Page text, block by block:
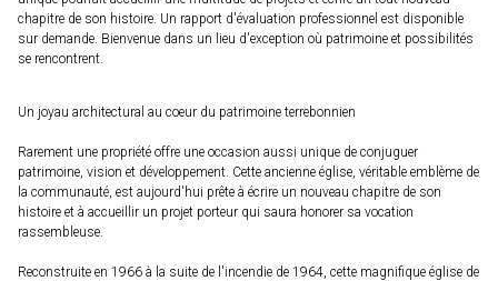
chapitre de son histoire. Un rapport d'évaluation professionnel est disponible
sur demande. Bienvenue dans un lieu d'exception où patrimoine et possibilités
se rencontrent.
Un joyau architectural au coeur du patrimoine terrebonnien
Rarement une propriété offre une occasion aussi unique de conjuguer
patrimoine, vision et développement. Cette ancienne église, véritable emblème de
la communauté, est aujourd'hui prête à écrire un nouveau chapitre de son
histoire et à accueillir un projet porteur qui saura honorer sa vocation
rassembleuse.
Reconstruite en 1966 à la suite de l'incendie de 1964, cette magnifique église de